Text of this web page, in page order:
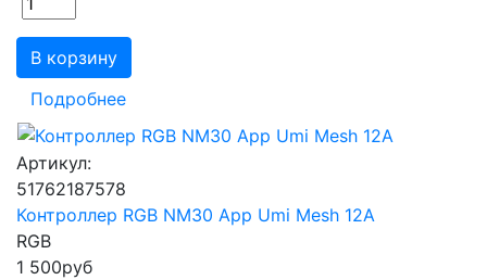
В корзину
Подробнее
Артикул:
51762187578
Контроллер RGB NM30 App Umi Mesh 12А
RGB
1 500руб